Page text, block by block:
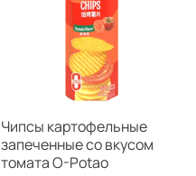
Чипсы картофельные
запеченные со вкусом
томата O-Potao